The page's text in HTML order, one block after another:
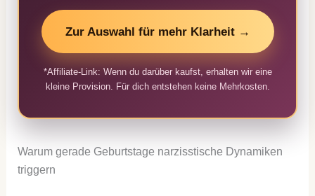
Zur Auswahl für mehr Klarheit →
*Affiliate-Link: Wenn du darüber kaufst, erhalten wir eine
kleine Provision. Für dich entstehen keine Mehrkosten.
Warum gerade Geburtstage narzisstische Dynamiken
triggern